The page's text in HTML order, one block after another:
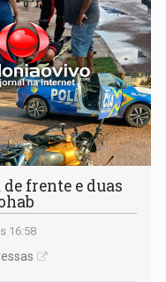
frente e duas
16:58